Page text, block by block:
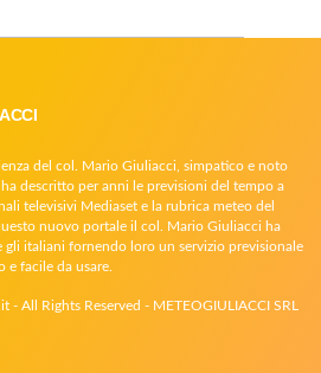
del col. Mario Giuliacci, simpatico e noto
descritto per anni le previsioni del tempo a
televisivi Mediaset e la rubrica meteo del
nuovo portale il col. Mario Giuliacci ha
italiani fornendo loro un servizio previsionale
e facile da usare.
All Rights Reserved - METEOGIULIACCI SRL